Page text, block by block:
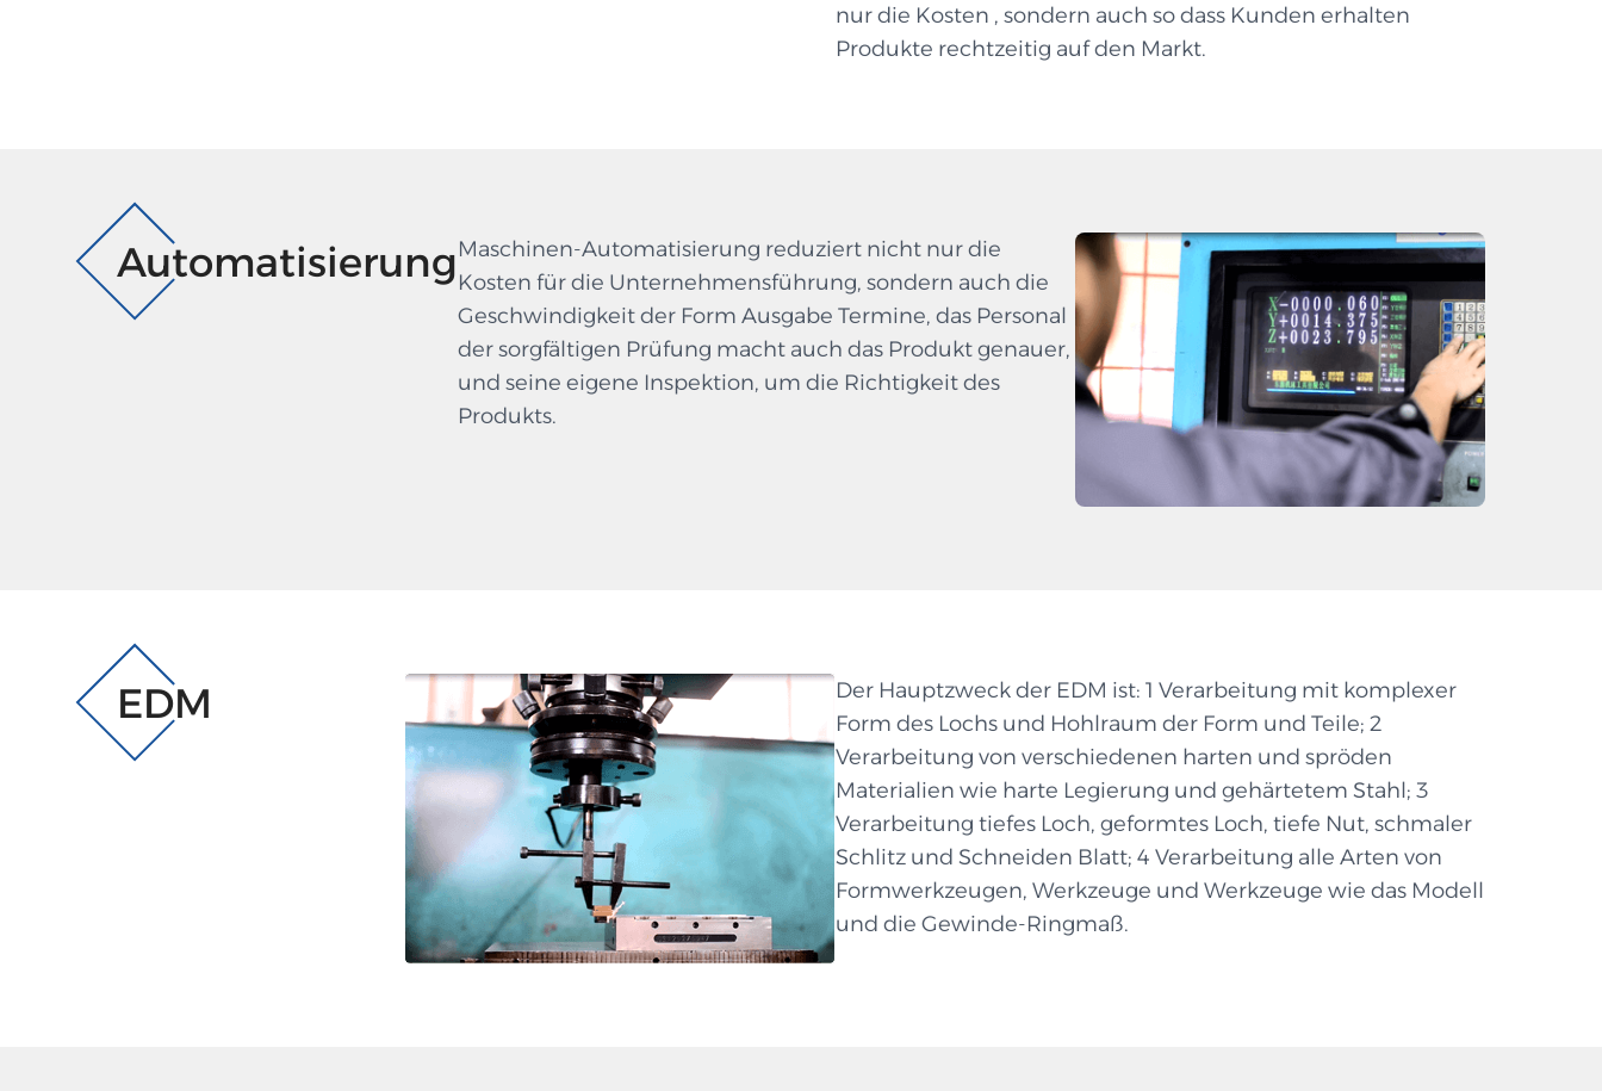
nur die Kosten , sondern auch so dass Kunden erhalten
Produkte rechtzeitig auf den Markt.
AutomatisierungMaschinen-Automatisierung reduziert nicht nur die
Kosten für die Unternehmensführung, sondern auch die
Geschwindigkeit der Form Ausgabe Termine, das Personal
der sorgfältigen Prüfung macht auch das Produkt genauer,
und seine eigene Inspektion, um die Richtigkeit des
Produkts.
EDM
Der Hauptzweck der EDM ist: 1 Verarbeitung mit komplexer
Form des Lochs und Hohlraum der Form und Teile; 2
Verarbeitung von verschiedenen harten und spröden
Materialien wie harte Legierung und gehärtetem Stahl; 3
Verarbeitung tiefes Loch, geformtes Loch, tiefe Nut, schmaler
Schlitz und Schneiden Blatt; 4 Verarbeitung alle Arten von
Formwerkzeugen, Werkzeuge und Werkzeuge wie das Modell
und die Gewinde-Ringmaß.